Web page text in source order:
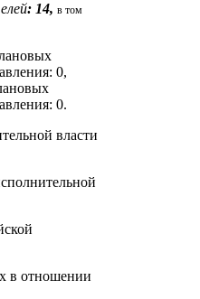
: 14, в том
0,
0.
власти
в отношении